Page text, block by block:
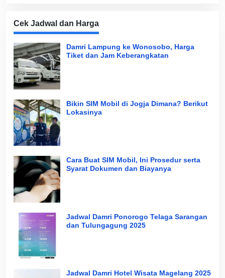
Cek Jadwal dan Harga
Damri Lampung ke Wonosobo, Harga
Tiket dan Jam Keberangkatan
Bikin SIM Mobil di Jogja Dimana? Berikut
Lokasinya
Cara Buat SIM Mobil, Ini Prosedur serta
Syarat Dokumen dan Biayanya
Jadwal Damri Ponorogo Telaga Sarangan
dan Tulungagung 2025
Jadwal Damri Hotel Wisata Magelang 2025